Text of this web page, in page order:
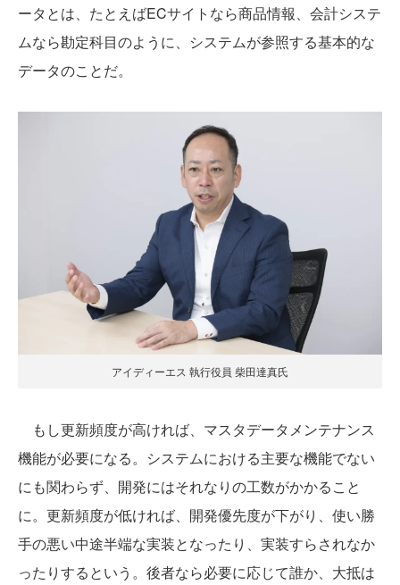
ータとは、たとえばECサイトなら商品情報、会計システ
ムなら勘定科目のように、システムが参照する基本的な
データのことだ。
アイディーエス 執行役員 柴田達真氏
もし更新頻度が高ければ、マスタデータメンテナンス
機能が必要になる。システムにおける主要な機能でない
にも関わらず、開発にはそれなりの工数がかかること
に。更新頻度が低ければ、開発優先度が下がり、使い勝
手の悪い中途半端な実装となったり、実装すらされなか
ったりするという。後者なら必要に応じて誰か、大抵は